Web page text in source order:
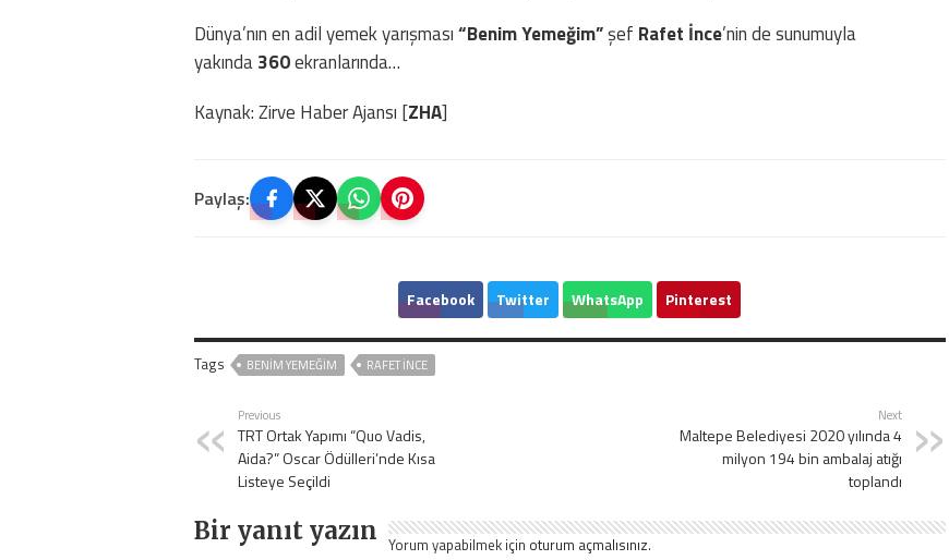
Dünya’nın en adil yemek yarışması“Benim Yemeğim”şef Rafet İnce’nin de sunumuyla
yakında360ekranlarında…
Kaynak: Zirve Haber Ajansı [ZHA]
Paylaş:
Facebook Twitter WhatsApp Pinterest
Tags BENIM YEMEĞIM RAFET İNCE
Previous
TRT Ortak Yapımı “Quo Vadis,
Aida?” Oscar Ödülleri’nde Kısa
Listeye Seçildi
Next
Maltepe Belediyesi 2020 yılında 4
milyon 194 bin ambalaj atığı
toplandı
Bir yanıt yazın Yorum yapabilmek için oturum açmalısınız.